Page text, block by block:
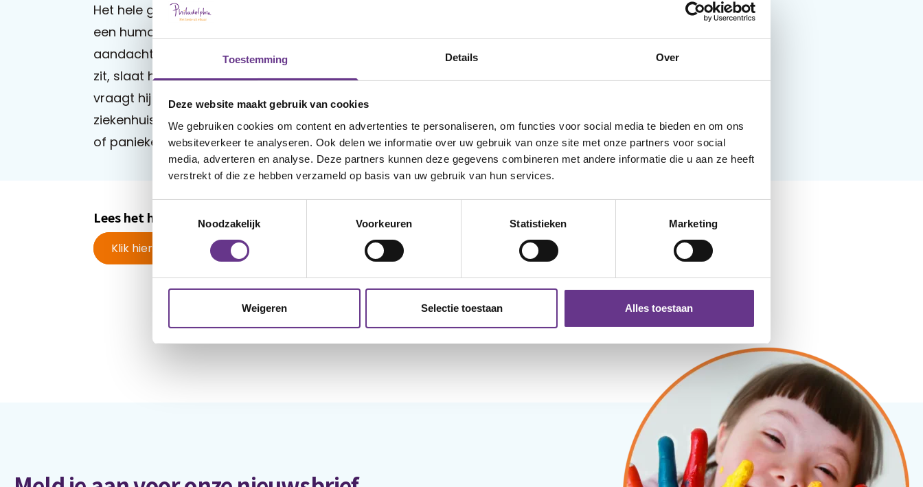
Toestemming Details Over
Deze website maakt gebruik van cookies
We gebruiken cookies om content en advertenties te personaliseren, om functies voor social media te bieden en om ons
websiteverkeer te analyseren. Ook delen we informatie over uw gebruik van onze site met onze partners voor social
media, adverteren en analyse. Deze partners kunnen deze gegevens combineren met andere informatie die u aan ze heeft
verstrekt of die ze hebben verzameld op basis van uw gebruik van hun services.
Noodzakelijk
Voorkeuren Statistieken Marketing
Weigeren Selectie toestaan Alles toestaan
Het hele gezin, inclusief zus Babs (20), is dol op Jens. Marieke: “Het is
een humoristisch mannetje, aandoenlijk en lief. Maar hij heeft wel veel
aandacht, structuur en bevestiging nodig. Als hij niet lekker in zijn vel
zit, slaat hij met deuren of stampt hij op de grond. Elke ochtend
vraagt hij aan me: ‘De dokter is thuis hè?’ Door alles wat hij in het
ziekenhuis heeft meegemaakt, is hij nu bang voor artsen. Hij kan boos
of paniekerig worden als hij niet begrijpt wat er gebeurt.”
Lees het hele artikel op de website van het tijdschrift Vriendin.
Klik hier